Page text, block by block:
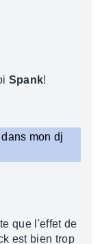
Spank!
mon dj
que l'effet de
est bien trop